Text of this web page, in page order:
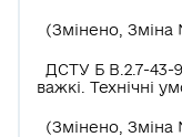
(Змінено, Зміна
ДСТУ Б В.2.7-43-
важкі. Технічні
(Змінено, Зміна